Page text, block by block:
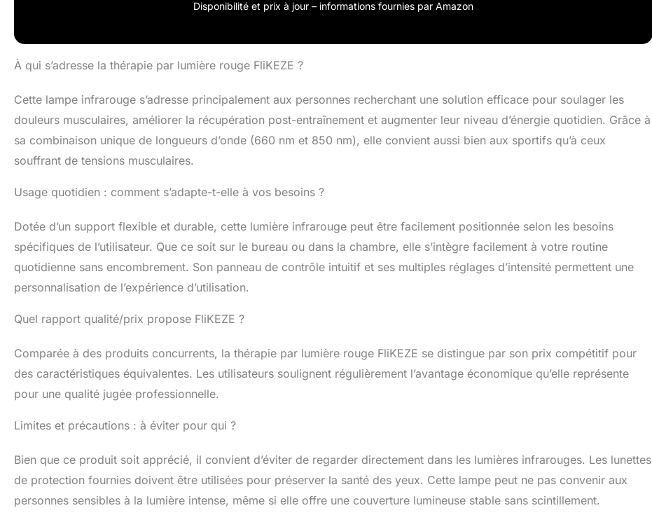
avancé de luminothérapie proche infrarouge assure une absorption
Construction entièrement métallique de qualité industrielle : conçue avec un
une durabilité et une dissipation de la chaleur exceptionnelles. Le panneau
grâce à une utilisation prolongée, soutenu par une durée de vie de plus de
100 000 heures LED Système de thérapie professionnel entièrement réglable
: le support rotatif à 180° transforme ce support de lumière de thérapie
infrarouge polyvalent en une solution de traitement complète. Positionnez
nécessitant un soulagement Essai sans risque de 30 jours et garantie de 3
satisfait. La lampe de thérapie infrarouge FliKEZE de thérapie par lumière
rouge est livrée avec une couverture de 3 ans, y compris des remplacements
gratuits pour tout défaut de fabrication
Disponibilité et prix à jour – informations fournies par Amazon
À qui s’adresse la thérapie par lumière rouge FliKEZE ?
Cette lampe infrarouge s’adresse principalement aux personnes recherchant une solution efficace pour soulager les
douleurs musculaires, améliorer la récupération post-entraînement et augmenter leur niveau d’énergie quotidien. Grâce à
sa combinaison unique de longueurs d’onde (660 nm et 850 nm), elle convient aussi bien aux sportifs qu’à ceux
souffrant de tensions musculaires.
Usage quotidien : comment s’adapte-t-elle à vos besoins ?
Dotée d’un support flexible et durable, cette lumière infrarouge peut être facilement positionnée selon les besoins
spécifiques de l’utilisateur. Que ce soit sur le bureau ou dans la chambre, elle s’intègre facilement à votre routine
quotidienne sans encombrement. Son panneau de contrôle intuitif et ses multiples réglages d’intensité permettent une
personnalisation de l’expérience d’utilisation.
Quel rapport qualité/prix propose FliKEZE ?
Comparée à des produits concurrents, la thérapie par lumière rouge FliKEZE se distingue par son prix compétitif pour
des caractéristiques équivalentes. Les utilisateurs soulignent régulièrement l’avantage économique qu’elle représente
pour une qualité jugée professionnelle.
Limites et précautions : à éviter pour qui ?
Bien que ce produit soit apprécié, il convient d’éviter de regarder directement dans les lumières infrarouges. Les lunettes
de protection fournies doivent être utilisées pour préserver la santé des yeux. Cette lampe peut ne pas convenir aux
personnes sensibles à la lumière intense, même si elle offre une couverture lumineuse stable sans scintillement.